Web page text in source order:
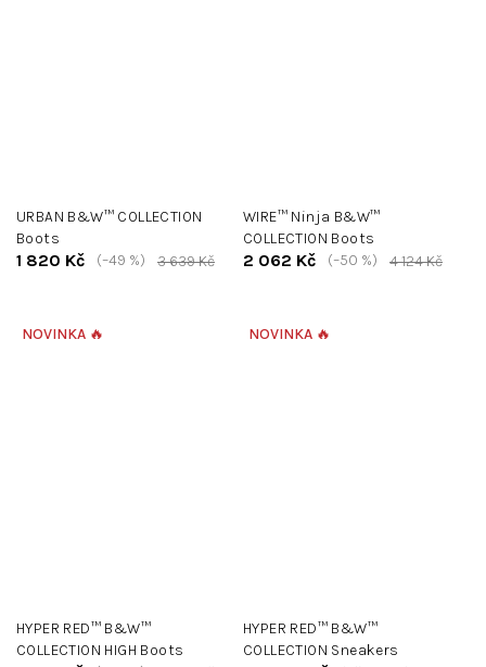
URBAN B&W™ COLLECTION
Boots
1 820 Kč 3 639 Kč
(–49 %)
WIRE™ Ninja B&W™
COLLECTION Boots
2 062 Kč 4 124 Kč
(–50 %)
NOVINKA 🔥
HYPER RED™ B&W™
COLLECTION HIGH Boots
NOVINKA 🔥
HYPER RED™ B&W™
COLLECTION Sneakers